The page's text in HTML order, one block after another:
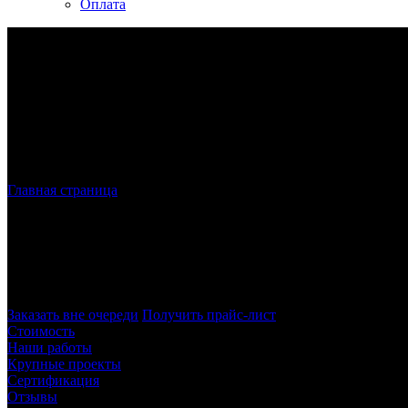
Оплата
Главная страница
Заказать вне очереди Получить прайс-лист
Стоимость
Наши работы
Крупные проекты
Сертификация
Отзывы